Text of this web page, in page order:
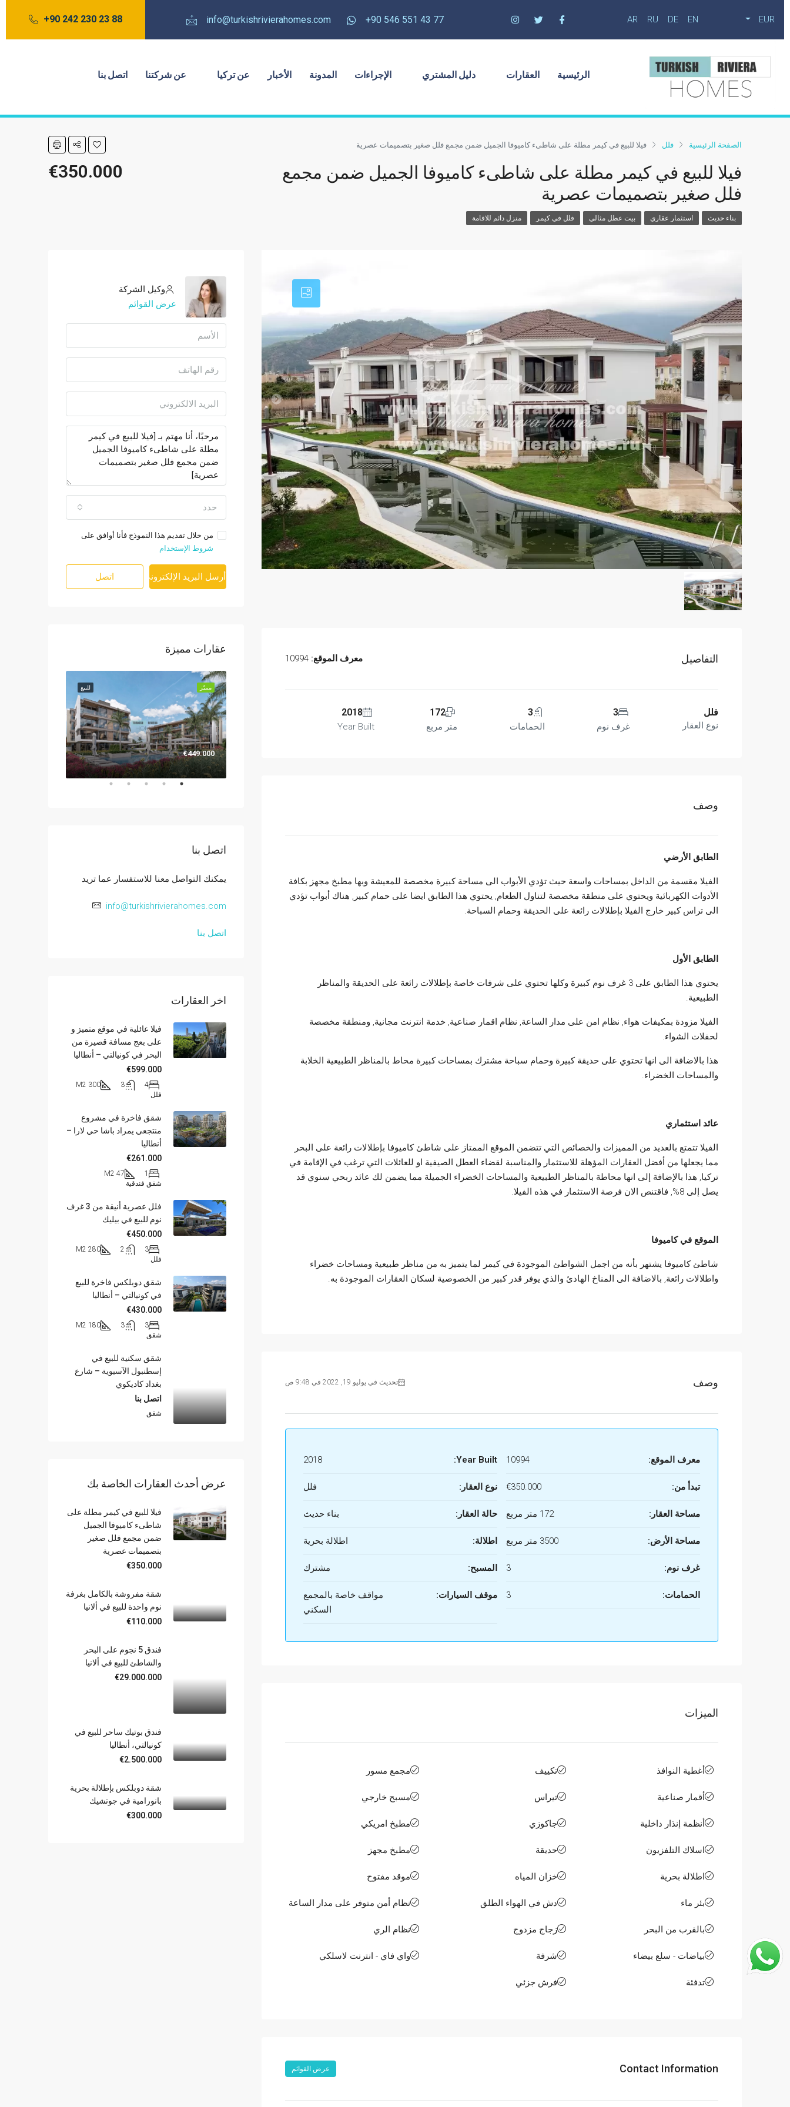
EUR
EN
DE
RU
AR
77 43 551 546 90+
info@turkishrivierahomes.com
88 23 230 242 90+
الرئيسية العقارات دليل المشتري الإجراءات المدونة الأخبار عن تركيا عن شركتنا اتصل بنا
الصفحة الرئيسية فلل فيلا للبيع في كيمر مطلة على شاطىء كاميوفا الجميل ضمن مجمع فلل صغير بتصميمات عصرية
فيلا للبيع في كيمر مطلة على شاطىء كاميوفا الجميل ضمن مجمع
فلل صغير بتصميمات عصرية
€350.000
بناء حديث استثمار عقاري بيت عطل مثالي فلل في كيمر منزل دائم للاقامة
التفاصيل معرف الموقع:
فلل
نوع العقار
3
غرف نوم
3
الحمامات
172
متر مربع
2018
Year Built
وصف
الطابق الأرضي
الفيلا مقسمة من الداخل بمساحات واسعة حيث تؤدي الأبواب الى مساحة كبيرة مخصصة للمعيشة وبها مطبخ مجهز بكافة
الأدوات الكهربائية ويحتوي على منطقة مخصصة لتناول الطعام, يحتوي هذا الطابق ايضا على حمام كبير, هناك أبواب تؤدي
الى تراس كبير خارج الفيلا بإطلالات رائعة على الحديقة وحمام السباحة.
الطابق الأول
يحتوي هذا الطابق على 3 غرف نوم كبيرة وكلها تحتوي على شرفات خاصة بإطلالات رائعة على الحديقة والمناظر
الطبيعية.
الفيلا مزودة بمكيفات هواء, نظام امن على مدار الساعة, نظام اقمار صناعية, خدمة انترنت مجانية, ومنطقة مخصصة
لحفلات الشواء.
هذا بالاضافة الى انها تحتوي على حديقة كبيرة وحمام سباحة مشترك بمساحات كبيرة محاط بالمناظر الطبيعية الخلابة
والمساحات الخضراء.
عائد استثماري
الفيلا تتمتع بالعديد من المميزات والخصائص التي تتضمن الموقع الممتاز على شاطئ كاميوفا بإطلالات رائعة على البحر
مما يجعلها من أفضل العقارات المؤهلة للاستثمار والمناسبة لقضاء العطل الصيفية او للعائلات التي ترغب في الإقامة في
تركيا, هذا بالإضافة إلى انها محاطة بالمناظر الطبيعية والمساحات الخضراء الجميلة مما يضمن لك عائد ربحي سنوي قد
يصل إلى 8%, فاقتنص الان فرصة الاستثمار في هذه الفيلا.
الموقع في كاميوفا
شاطئ كاميوفا يشتهر بأنه من اجمل الشواطئ الموجودة في كيمر لما يتميز به من مناظر طبيعية ومساحات خضراء
واطلالات رائعة, بالاضافة الى المناخ الهادئ والذي يوفر قدر كبير من الخصوصية لسكان العقارات الموجودة به.
وصف تحديث في يوليو 19, 2022 في 9:48 ص
معرف الموقع: 10994
تبدأ من: €350.000
مساحة العقار: 172 متر مربع
مساحة الأرض: 3500 متر مربع
غرف نوم: 3
الحمامات: 3
Year Built:
2018
نوع العقار: فلل
حالة العقار: بناء حديث
اطلالة: اطلالة بحرية
المسبح: مشترك
موقف السيارات:
مواقف خاصة بالمجمع
السكني
الميزات
أغطية النوافذ
أقمار صناعية
أنظمة إنذار داخلية
اسلاك التلفزيون
اطلالة بحرية
بئر ماء
بالقرب من البحر
بياضات - سلع بيضاء
تدفئة
تكييف
تيراس
جاكوزي
حديقة
خزان المياه
دش في الهواء الطلق
زجاج مزدوج
شرفة
فرش جزئي
مجمع مسور
مسبح خارجي
مطبخ امريكي
مطبخ مجهز
موقد مفتوح
نظام أمن متوفر على مدار الساعة
نظام الري
واي فاي - انترنت لاسلكي
Contact Information عرض القوائم
وكيل الشركة
عرض القوائم
حدد
من خلال تقديم هذا النموذج فأنا أوافق على
شروط الإستخدام
أرسل البريد الإلكتروني اتصل
عقارات مميزة
للبيع مميّز
€449.000
اتصل بنا
يمكنك التواصل معنا للاستفسار عما تريد
info@turkishrivierahomes.com
اتصل بنا
اخر العقارات
فيلا عائلية في موقع متميز و
على بعج مسافة قصيرة من
البحر في كونيالتي – أنطاليا
€599.000
4
3
300 M2
فلل
شقق فاخرة في مشروع
منتجعي يمراد باشا حي لارا –
أنطاليا
€261.000
1
47 M2
شقق فندقية
فلل عصرية أنيقة من 3 غرف
نوم للبيع في بيليك
€450.000
3
2
280 M2
فلل
شقق دوبلكس فاخرة للبيع
في كونيالتي – أنطاليا
€430.000
3
3
180 M2
شقق
شقق سكنية للبيع في
إسطنبول الآسيوية – شارع
بغداد كاديكوي
اتصل بنا
شقق
عرض أحدث العقارات الخاصة بك
فيلا للبيع في كيمر مطلة على
شاطىء كاميوفا الجميل
ضمن مجمع فلل صغير
بتصميمات عصرية
€350.000
شقة مفروشة بالكامل بغرفة
نوم واحدة للبيع في ألانيا
€110.000
فندق 5 نجوم على البحر
والشاطئ للبيع في ألانيا
€29.000.000
فندق بوتيك ساحر للبيع في
كونيالتي، أنطاليا
€2.500.000
شقة دوبلكس بإطلالة بحرية
بانورامية في جوتشيك
€300.000